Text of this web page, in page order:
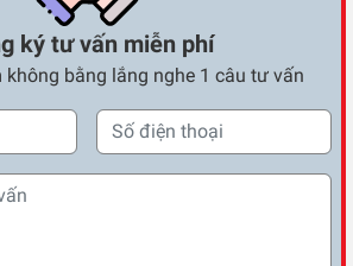
ký tư vấn miễn phí
bằng lắng nghe 1 câu tư vấn